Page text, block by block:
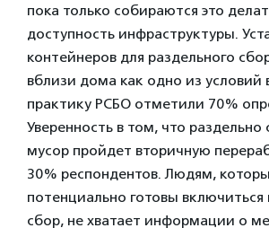
пока только собираются это
доступность инфраструктуры.
контейнеров для раздельного
вблизи дома как одно из условий
практику РСБО отметили 70%
Уверенность в том, что
мусор пройдет вторичную
30% респондентов. Людям,
потенциально готовы включиться
сбор, не хватает информации о